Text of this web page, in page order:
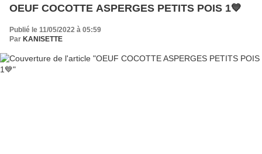
OEUF COCOTTE ASPERGES PETITS POIS 1💙
Publié le 11/05/2022 à 05:59
Par KANISETTE